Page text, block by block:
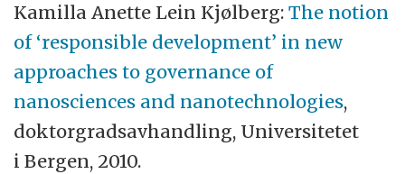
Kamilla Anette Lein Kjølberg:The notion
of ‘responsible development’ in new
approaches to governance of
nanosciences and nanotechnologies,
doktorgradsavhandling, Universitetet
i Bergen, 2010.